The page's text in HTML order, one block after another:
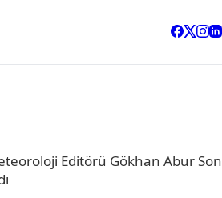
Editörü Gökhan Abur Son